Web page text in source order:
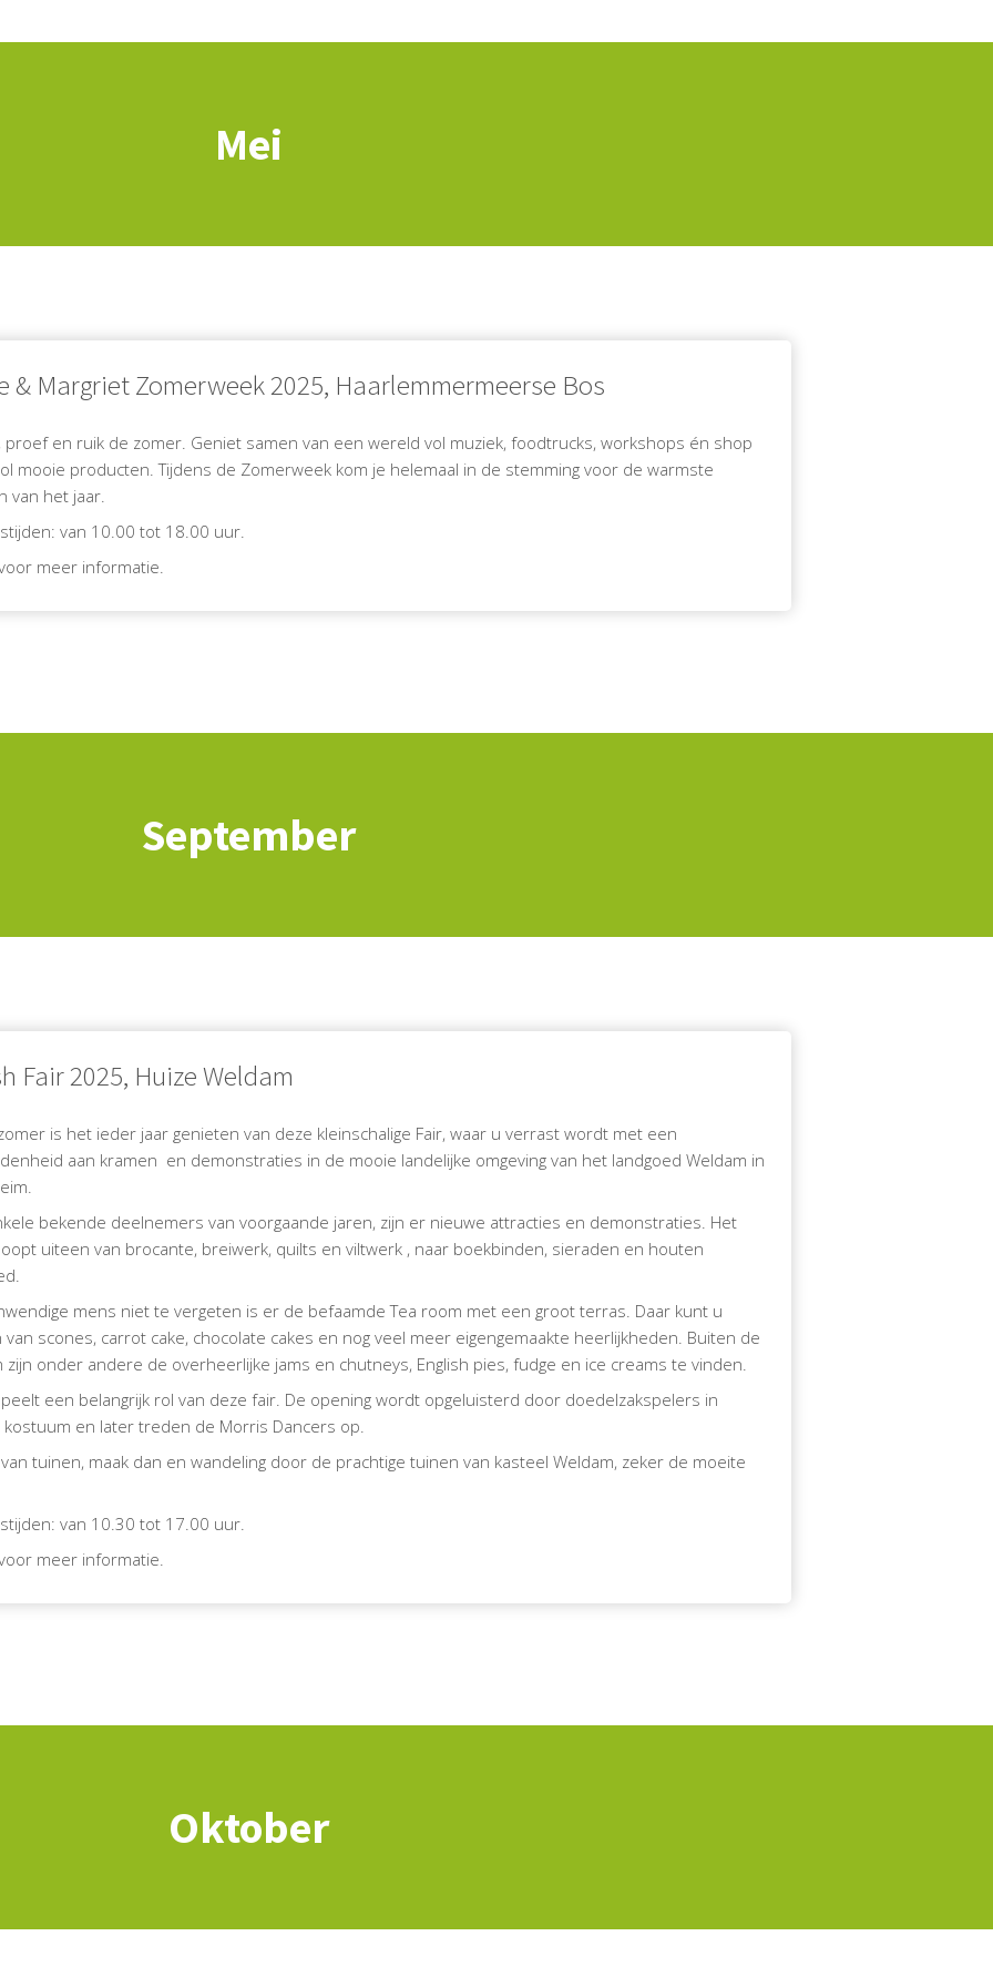
Mei
& Margriet Zomerweek 2025, Haarlemmermeerse Bos
proef en ruik de zomer. Geniet samen van een wereld vol muziek, foodtrucks, workshops én shop
mooie producten. Tijdens de Zomerweek kom je helemaal in de stemming voor de warmste
van het jaar.
van 10.00 tot 18.00 uur.
meer informatie.
September
Fair 2025, Huize Weldam
is het ieder jaar genieten van deze kleinschalige Fair, waar u verrast wordt met een
aan kramen en demonstraties in de mooie landelijke omgeving van het landgoed Weldam in
bekende deelnemers van voorgaande jaren, zijn er nieuwe attracties en demonstraties. Het
uiteen van brocante, breiwerk, quilts en viltwerk , naar boekbinden, sieraden en houten
mens niet te vergeten is er de befaamde Tea room met een groot terras. Daar kunt u
van scones, carrot cake, chocolate cakes en nog veel meer eigengemaakte heerlijkheden. Buiten de
zijn onder andere de overheerlijke jams en chutneys, English pies, fudge en ice creams te vinden.
een belangrijk rol van deze fair. De opening wordt opgeluisterd door doedelzakspelers in
kostuum en later treden de Morris Dancers op.
tuinen, maak dan en wandeling door de prachtige tuinen van kasteel Weldam, zeker de moeite
van 10.30 tot 17.00 uur.
meer informatie.
Oktober